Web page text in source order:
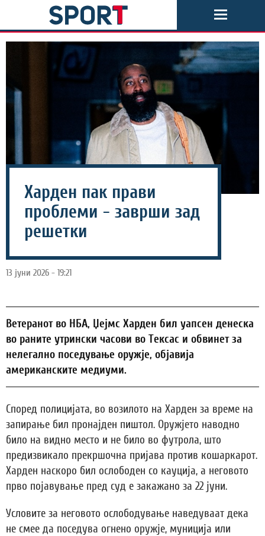
Харден пак прави
проблеми - заврши зад
решетки
13 јуни 2026 - 19:21
Ветеранот во НБА, Џејмс Харден бил уапсен денеска
во раните утрински часови во Тексас и обвинет за
нелегално поседување оружје, објавија
американските медиуми.
Според полицијата, во возилото на Харден за време на
запирање бил пронајден пиштол. Оружјето наводно
било на видно место и не било во футрола, што
предизвикало прекршочна пријава против кошаркарот.
Харден наскоро бил ослободен со кауција, а неговото
прво појавување пред суд е закажано за 22 јуни.
Условите за неговото ослободување наведуваат дека
не смее да поседува огнено оружје, муниција или